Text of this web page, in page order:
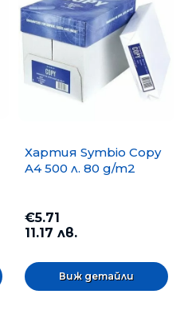
Хартия Symbio Copy
A4 500 л. 80 g/m2
€5.71
11.17 лв.
Виж детайли